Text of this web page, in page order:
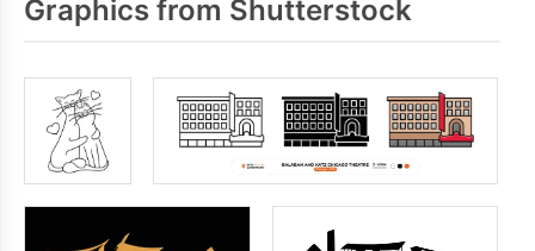
Graphics from Shutterstock